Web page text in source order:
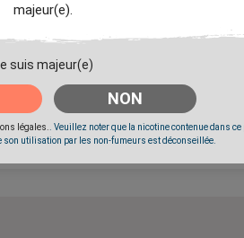
majeur(e).
suis majeur(e)
NON
légales.
. Veuillez noter que la nicotine contenue dans
son utilisation par les non-fumeurs est déconseillée.
passée avant 14h
partir du Lundi 10 Août 2026.